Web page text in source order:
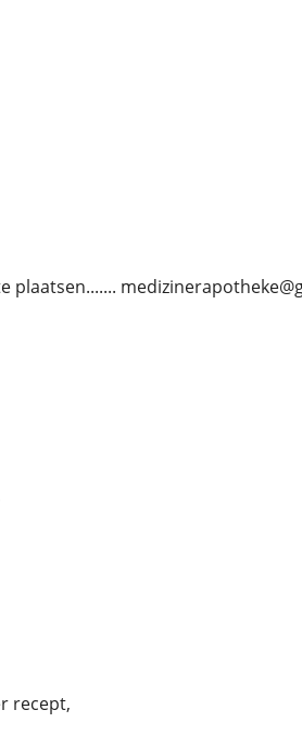
plaatsen.......
recept,